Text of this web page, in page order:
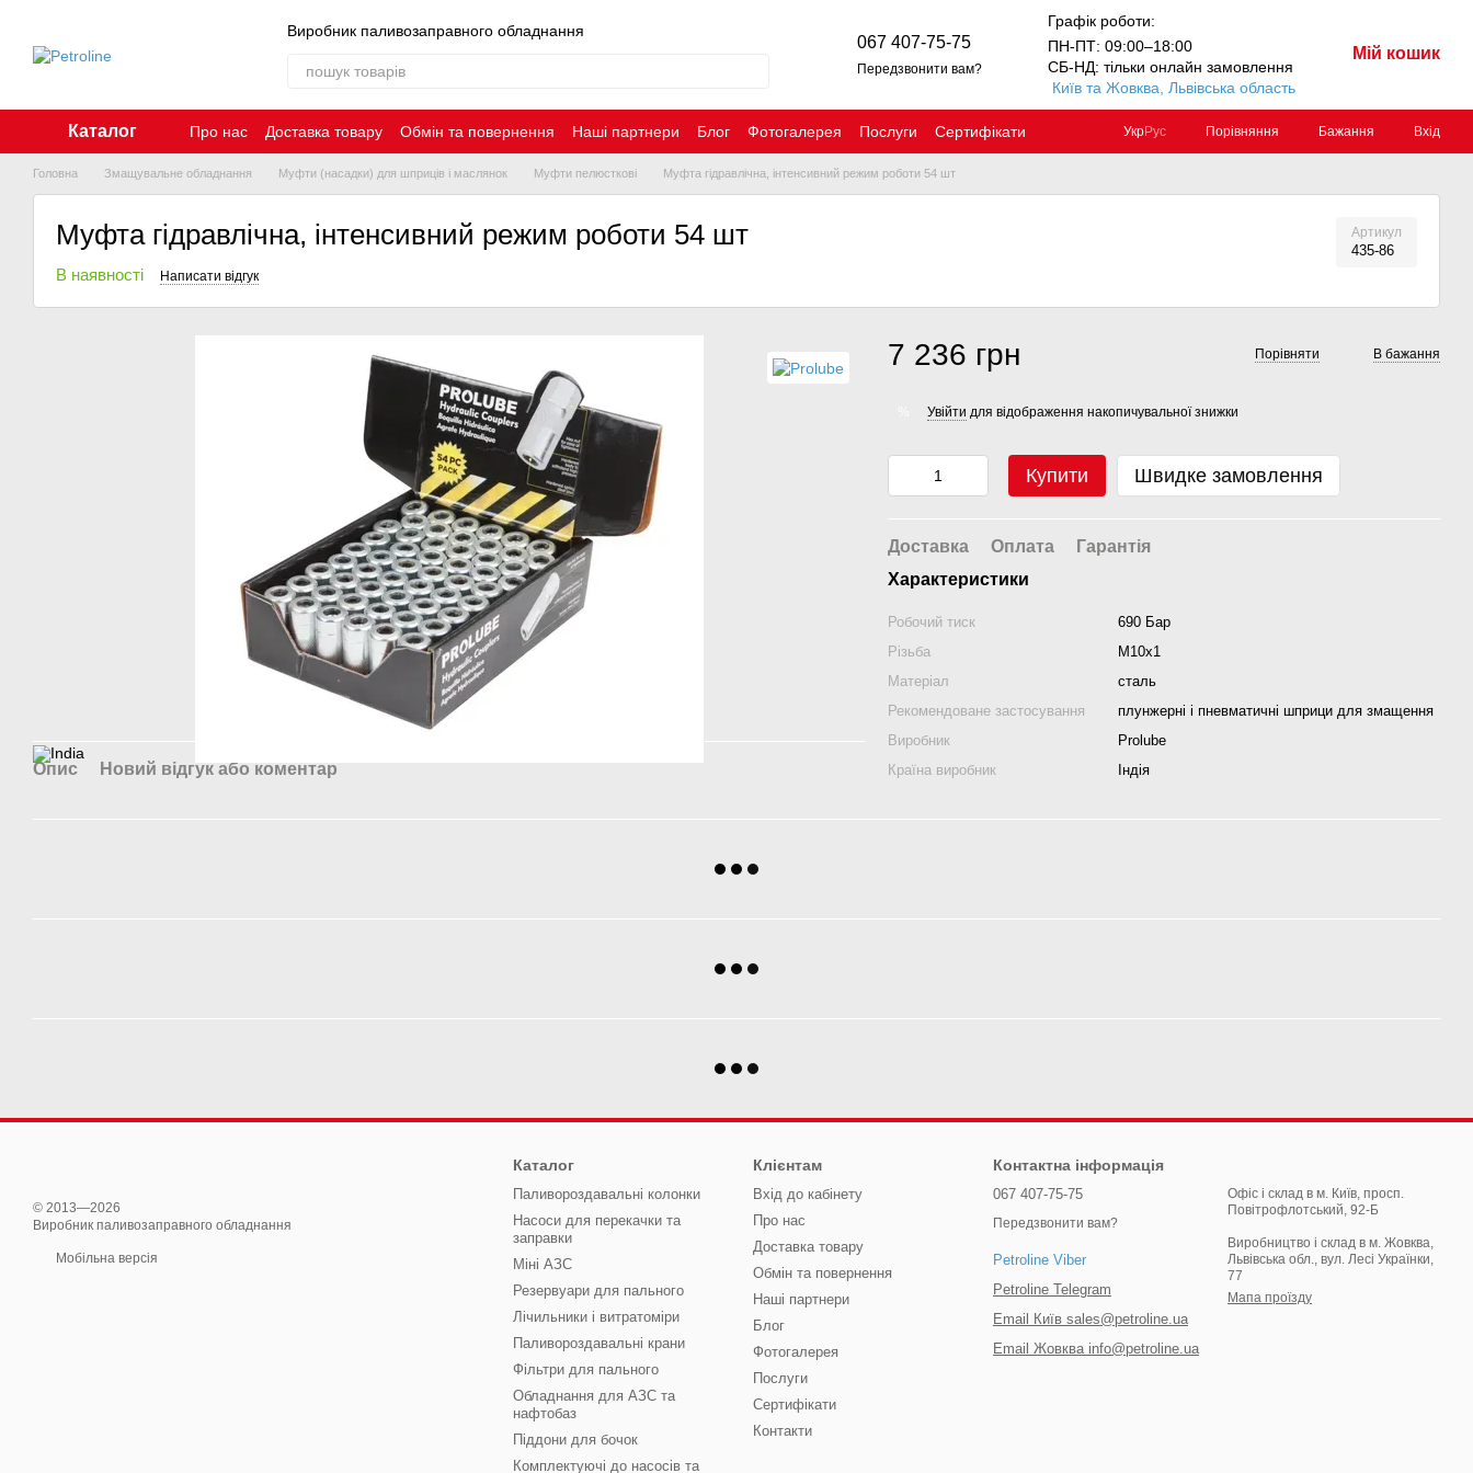
Виробник паливозаправного обладнання
067 407-75-75
Передзвонити вам?
Графік роботи:
ПН-ПТ: 09:00–18:00
СБ-НД: тільки онлайн замовлення
Київ та Жовква, Львівська область
Мій кошик
Каталог Про нас Доставка товару Обмін та повернення Наші партнери Блог Фотогалерея Послуги
Сертифікати
Контакти
УкрРус Порівняння Бажання Вхід
Головна Змащувальне обладнання Муфти (насадки) для шприців і маслянок Муфти пелюсткові Муфта гідравлічна, інтенсивний режим роботи 54 шт
Муфта гідравлічна, інтенсивний режим роботи 54 шт Артикул
435-86
В наявності Написати відгук
Опис Новий відгук або коментар
7 236 грн Порівняти В бажання
Увійти для відображення накопичувальної знижки
Купити Швидке замовлення
Доставка Оплата
Гарантія
Характеристики
Робочий тиск
690 Бар
Різьба
М10х1
Матеріал
сталь
Рекомендоване застосування
плунжерні і пневматичні шприци для змащення
Виробник
Prolube
Країна виробник
Індія
© 2013—2026
Виробник паливозаправного обладнання
Мобільна версія
Каталог
Паливороздавальні колонки
Насоси для перекачки та
заправки
Міні АЗС
Резервуари для пального
Лічильники і витратоміри
Паливороздавальні крани
Фільтри для пального
Обладнання для АЗС та
нафтобаз
Піддони для бочок
Комплектуючі до насосів та
Клієнтам
Вхід до кабінету
Про нас
Доставка товару
Обмін та повернення
Наші партнери
Блог
Фотогалерея
Послуги
Сертифікати
Контакти
Контактна інформація
067 407-75-75
Передзвонити вам?
Petroline Viber
Petroline Telegram
Email Київ sales@petroline.ua
Email Жовква info@petroline.ua
Офіс і склад в м. Київ, просп.
Повітрофлотський, 92-Б
Виробництво і склад в м. Жовква,
Львівська обл., вул. Лесі Українки,
77
Мапа проїзду